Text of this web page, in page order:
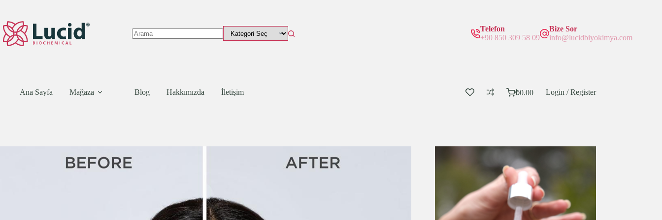
content
Telefon
+90 850 309 58 09
Bize Sor
info@lucidbiyokimya.com
Ana Sayfa Mağaza Blog Hakkımızda İletişim Sepetim
₺0.00 Login / Register